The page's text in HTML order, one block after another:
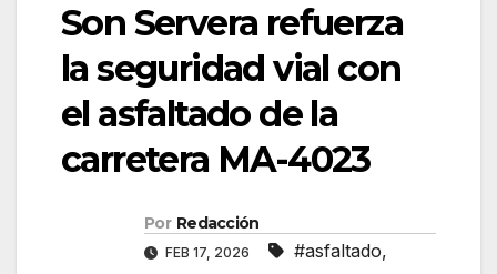
Son Servera refuerza
la seguridad vial con
el asfaltado de la
carretera MA-4023
Por Redacción
FEB 17, 2026 #asfaltado,